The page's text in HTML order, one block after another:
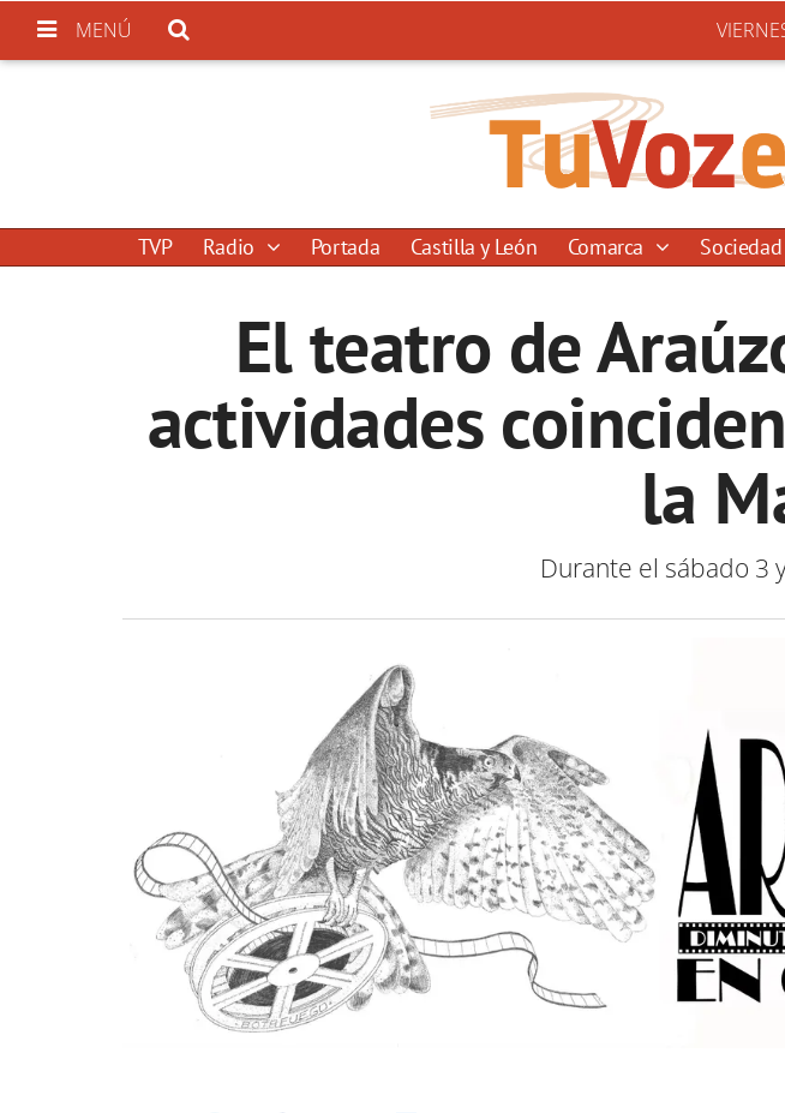
MENÚ
TVP Radio Portada Castilla y León Comarca Sociedad
El teatro de
actividades
la
Durante el sábado 3